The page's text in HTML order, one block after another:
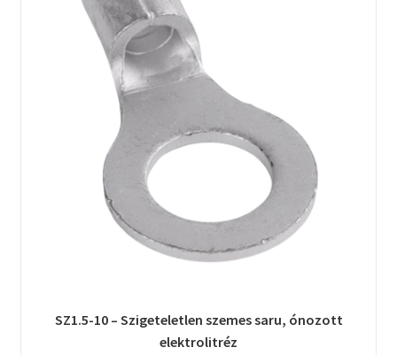
SZ1.5-10 – Szigeteletlen szemes saru, ónozott
elektrolitréz